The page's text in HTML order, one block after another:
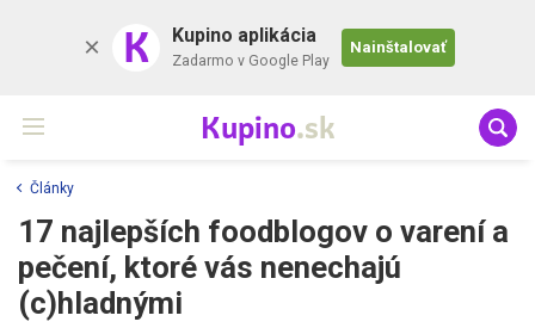
K Kupino aplikácia
Zadarmo v Google Play
Nainštalovať
Kupino.sk
Články
17 najlepších foodblogov o varení a
pečení, ktoré vás nenechajú
(c)hladnými